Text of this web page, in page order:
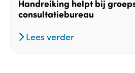
Handreiking helpt bij
consultatiebureau
Lees verder